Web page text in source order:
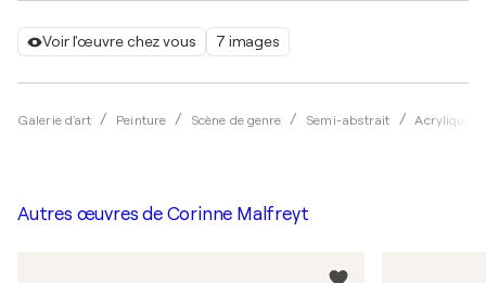
Voir l'œuvre chez vous 7 images
Galerie d'art Peinture Scène de genre Semi-abstrait Acrylique
Autres œuvres de Corinne Malfreyt